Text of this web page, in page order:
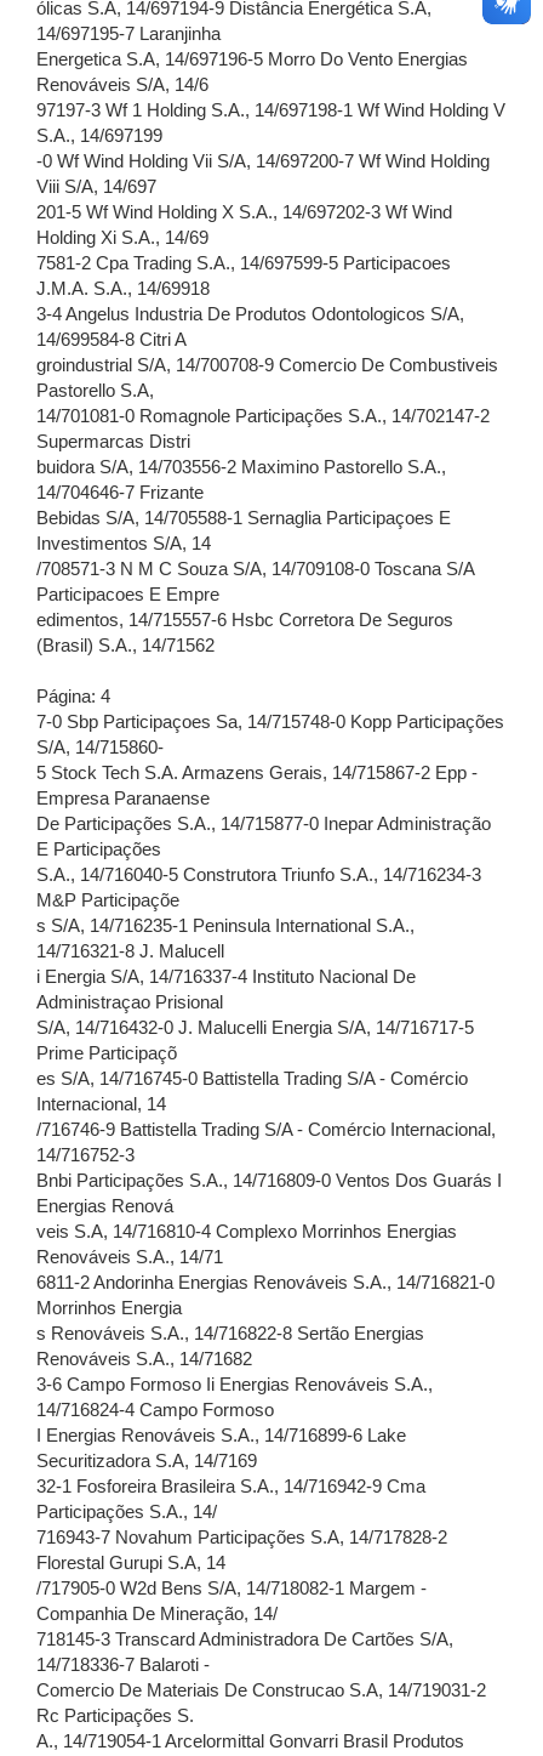
ólicas S.A, 14/697194-9 Distância Energética S.A,
14/697195-7 Laranjinha
Energetica S.A, 14/697196-5 Morro Do Vento Energias
Renováveis S/A, 14/6
97197-3 Wf 1 Holding S.A., 14/697198-1 Wf Wind Holding V
S.A., 14/697199
-0 Wf Wind Holding Vii S/A, 14/697200-7 Wf Wind Holding
Viii S/A, 14/697
201-5 Wf Wind Holding X S.A., 14/697202-3 Wf Wind
Holding Xi S.A., 14/69
7581-2 Cpa Trading S.A., 14/697599-5 Participacoes
J.M.A. S.A., 14/69918
3-4 Angelus Industria De Produtos Odontologicos S/A,
14/699584-8 Citri A
groindustrial S/A, 14/700708-9 Comercio De Combustiveis
Pastorello S.A,
14/701081-0 Romagnole Participações S.A., 14/702147-2
Supermarcas Distri
buidora S/A, 14/703556-2 Maximino Pastorello S.A.,
14/704646-7 Frizante
Bebidas S/A, 14/705588-1 Sernaglia Participaçoes E
Investimentos S/A, 14
/708571-3 N M C Souza S/A, 14/709108-0 Toscana S/A
Participacoes E Empre
edimentos, 14/715557-6 Hsbc Corretora De Seguros
(Brasil) S.A., 14/71562
Página: 4
7-0 Sbp Participaçoes Sa, 14/715748-0 Kopp Participações
S/A, 14/715860-
5 Stock Tech S.A. Armazens Gerais, 14/715867-2 Epp -
Empresa Paranaense
De Participações S.A., 14/715877-0 Inepar Administração
E Participações
S.A., 14/716040-5 Construtora Triunfo S.A., 14/716234-3
M&P Participaçõe
s S/A, 14/716235-1 Peninsula International S.A.,
14/716321-8 J. Malucell
i Energia S/A, 14/716337-4 Instituto Nacional De
Administraçao Prisional
S/A, 14/716432-0 J. Malucelli Energia S/A, 14/716717-5
Prime Participaçõ
es S/A, 14/716745-0 Battistella Trading S/A - Comércio
Internacional, 14
/716746-9 Battistella Trading S/A - Comércio Internacional,
14/716752-3
Bnbi Participações S.A., 14/716809-0 Ventos Dos Guarás I
Energias Renová
veis S.A, 14/716810-4 Complexo Morrinhos Energias
Renováveis S.A., 14/71
6811-2 Andorinha Energias Renováveis S.A., 14/716821-0
Morrinhos Energia
s Renováveis S.A., 14/716822-8 Sertão Energias
Renováveis S.A., 14/71682
3-6 Campo Formoso Ii Energias Renováveis S.A.,
14/716824-4 Campo Formoso
I Energias Renováveis S.A., 14/716899-6 Lake
Securitizadora S.A, 14/7169
32-1 Fosforeira Brasileira S.A., 14/716942-9 Cma
Participações S.A., 14/
716943-7 Novahum Participações S.A, 14/717828-2
Florestal Gurupi S.A, 14
/717905-0 W2d Bens S/A, 14/718082-1 Margem -
Companhia De Mineração, 14/
718145-3 Transcard Administradora De Cartões S/A,
14/718336-7 Balaroti -
Comercio De Materiais De Construcao S.A, 14/719031-2
Rc Participações S.
A., 14/719054-1 Arcelormittal Gonvarri Brasil Produtos